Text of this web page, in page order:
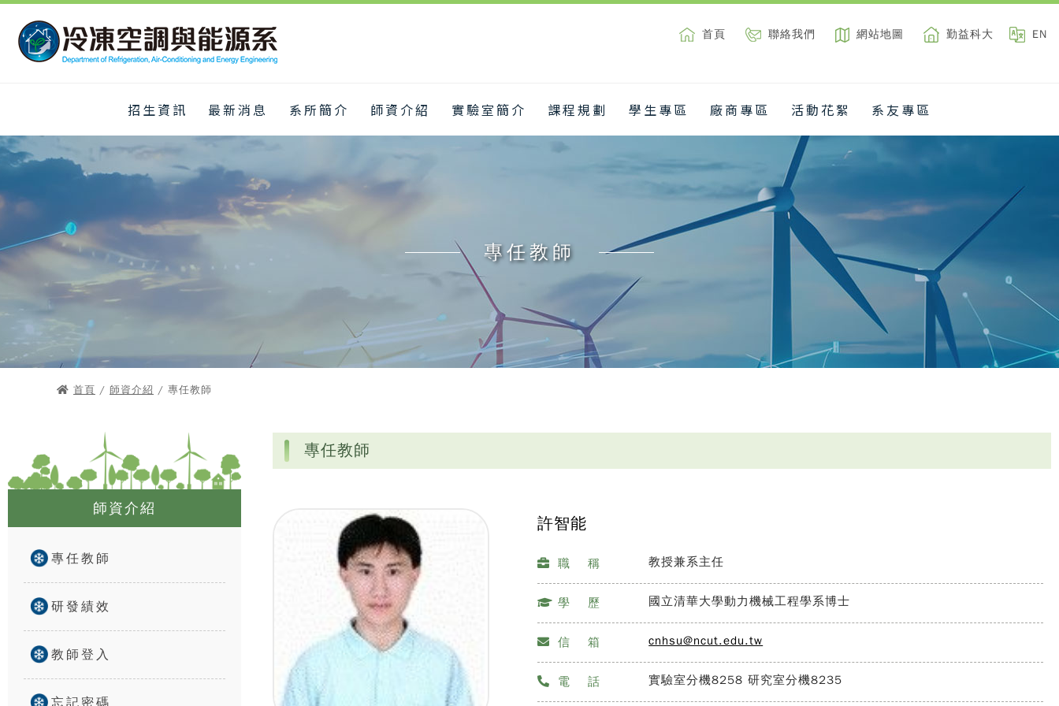
首頁 聯絡我們 網站地圖 勤益科大 EN
招生資訊 最新消息 系所簡介 師資介紹 實驗室簡介 課程規劃 學生專區 廠商專區 活動花絮 系友專區
專任教師
首頁 / 師資介紹 / 專任教師
師資介紹
專任教師
研發績效
教師登入
忘記密碼
專任教師
許智能
職 稱 教授兼系主任
學 歷 國立清華大學動力機械工程學系博士
信 箱 cnhsu@ncut.edu.tw
電 話 實驗室分機8258 研究室分機8235